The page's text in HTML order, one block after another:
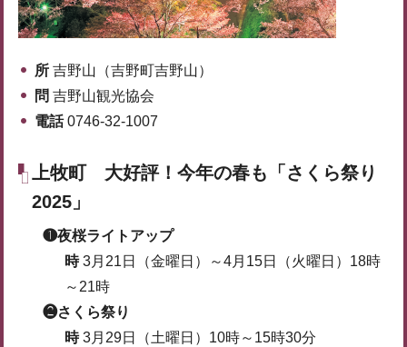
所 吉野山（吉野町吉野山）
問 吉野山観光協会
電話0746-32-1007
上牧町 大好評！今年の春も「さくら祭り
2025」
❶夜桜ライトアップ
時3月21日（金曜日）～4月15日（火曜日）18時
～21時
❷さくら祭り
時3月29日（土曜日）10時～15時30分